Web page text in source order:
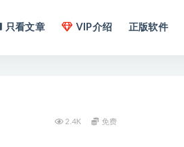
只看文章 VIP介绍 正版软件
2.4K 免费